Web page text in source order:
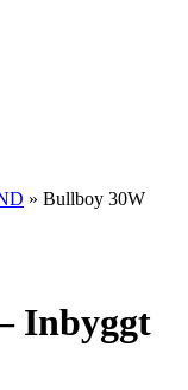
» Bullboy 30W
Inbyggt